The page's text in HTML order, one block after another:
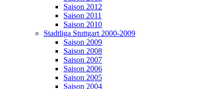
Saison 2012
Saison 2011
Saison 2010
Stadtliga Stuttgart 2000-2009
Saison 2009
Saison 2008
Saison 2007
Saison 2006
Saison 2005
Saison 2004